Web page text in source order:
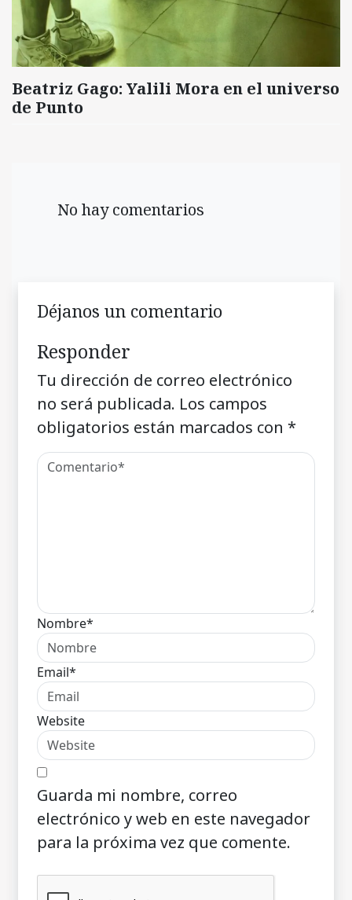
Beatriz Gago: Yalili Mora en el universo
de Punto
No hay comentarios
Déjanos un comentario
Responder
Tu dirección de correo electrónico
no será publicada. Los campos
obligatorios están marcados con *
Nombre*
Email*
Website
Guarda mi nombre, correo
electrónico y web en este navegador
para la próxima vez que comente.